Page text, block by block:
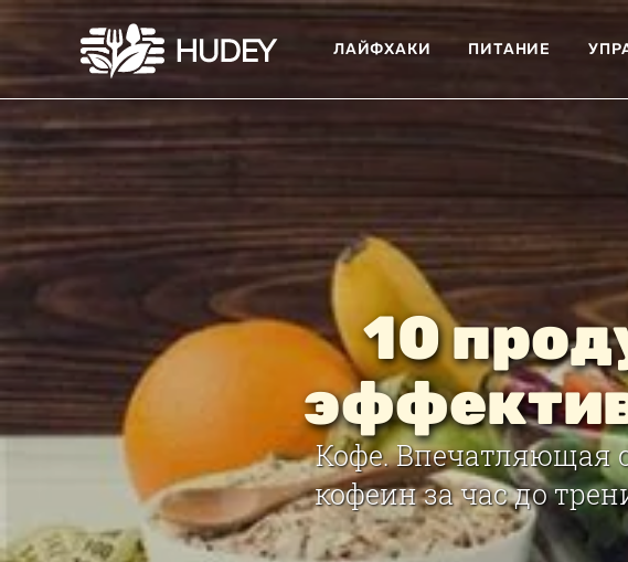
ЛАЙФХАКИ ПИТАНИЕ
10
Кофе. Впечатляющая
кофеин за час до